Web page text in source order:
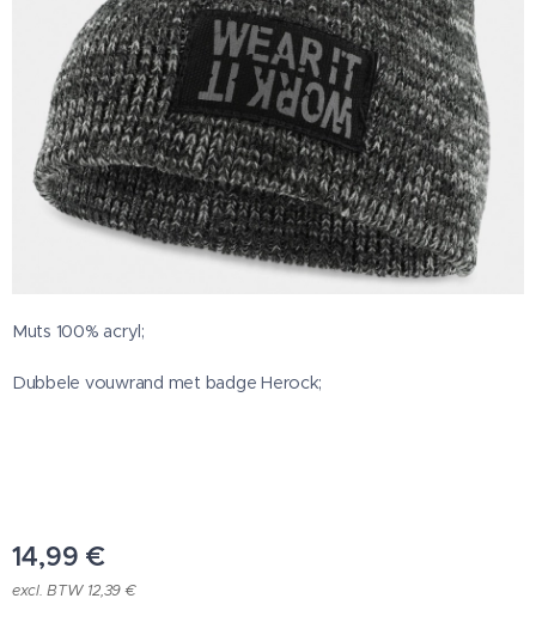
Muts 100% acryl;
Dubbele vouwrand met badge Herock;
14,99 €
excl. BTW 12,39 €